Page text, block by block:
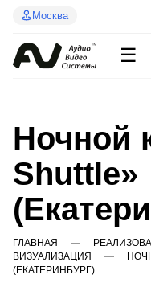
Москва
☰
Ночной
Shuttle»
ГЛАВНАЯ
ВИЗУАЛИЗАЦИЯ
(ЕКАТЕРИНБУРГ)